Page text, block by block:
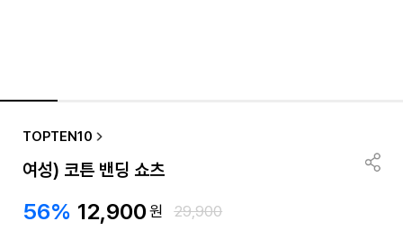
TOPTEN10
여성) 코튼 밴딩 쇼츠
56% 12,900원 29,900